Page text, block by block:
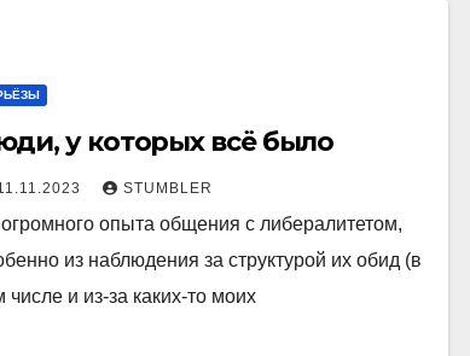
у которых всё было
STUMBLER
опыта общения с либералитетом,
из наблюдения за структурой их обид (в
числе и из-за каких-то моих